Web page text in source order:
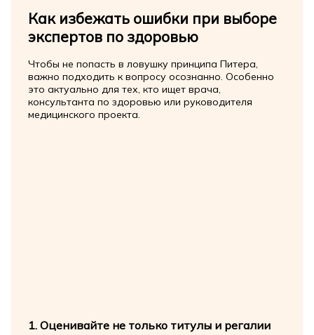
Как избежать ошибки при выборе
экспертов по здоровью
Чтобы не попасть в ловушку принципа Питера,
важно подходить к вопросу осознанно. Особенно
это актуально для тех, кто ищет врача,
консультанта по здоровью или руководителя
медицинского проекта.
1. Оценивайте не только титулы и регалии